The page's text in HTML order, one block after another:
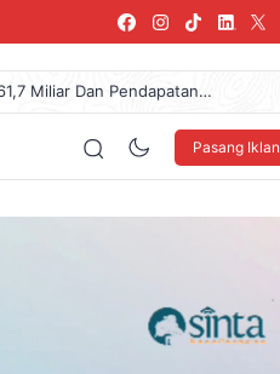
Miliar Dan Pendapatan
SPPG Karangturi
Donasi Rp36,57 Juta
Ke XXXV Di Makassar
Pasang Iklan